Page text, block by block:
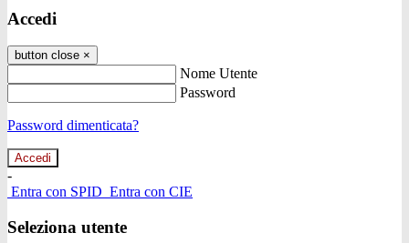
Accedi
button close ×
Nome Utente
Password
Password dimenticata?
-
Entra con SPID Entra con CIE
Seleziona utente